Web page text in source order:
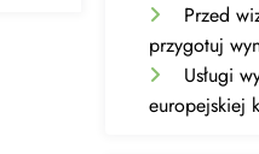
Przed
przygotuj
Usługi
europejskiej